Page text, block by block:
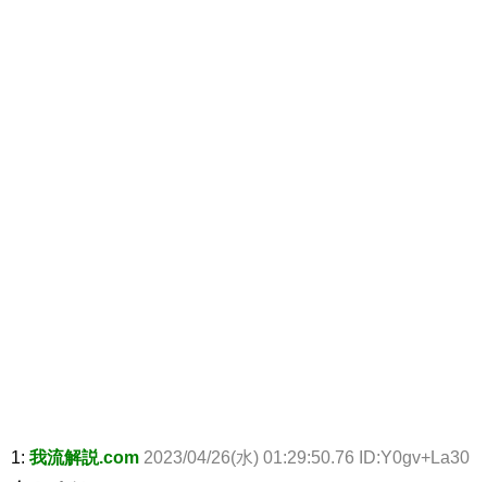
1: 我流解説.com 2023/04/26(水) 01:29:50.76 ID:Y0gv+La30